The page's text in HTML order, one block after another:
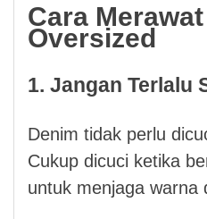
Cara
Oversized
1. Jangan Terlalu
Denim tidak perlu
Cukup dicuci ketika
untuk menjaga warna